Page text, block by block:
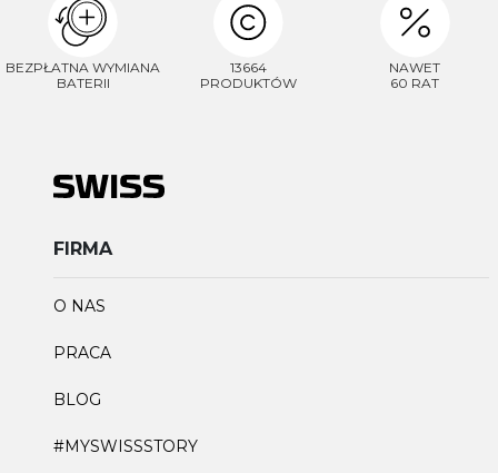
BEZPŁATNA WYMIANA
BATERII
13664
PRODUKTÓW
NAWET
60 RAT
FIRMA
O NAS
PRACA
BLOG
#MYSWISSSTORY